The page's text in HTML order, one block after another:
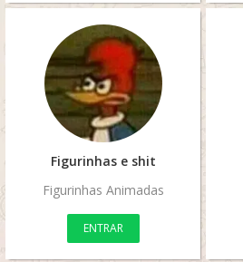
Figurinhas e shit
Figurinhas Animadas
ENTRAR